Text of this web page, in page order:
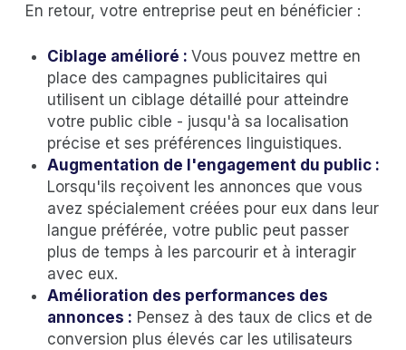
En retour, votre entreprise peut en bénéficier :
Ciblage amélioré : Vous pouvez mettre en
place des campagnes publicitaires qui
utilisent un ciblage détaillé pour atteindre
votre public cible - jusqu'à sa localisation
précise et ses préférences linguistiques.
Augmentation de l'engagement du public :
Lorsqu'ils reçoivent les annonces que vous
avez spécialement créées pour eux dans leur
langue préférée, votre public peut passer
plus de temps à les parcourir et à interagir
avec eux.
Amélioration des performances des
annonces : Pensez à des taux de clics et de
conversion plus élevés car les utilisateurs